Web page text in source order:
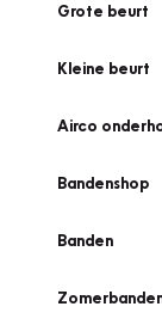
Grote beurt
Kleine beurt
Airco
Bandenshop
Banden